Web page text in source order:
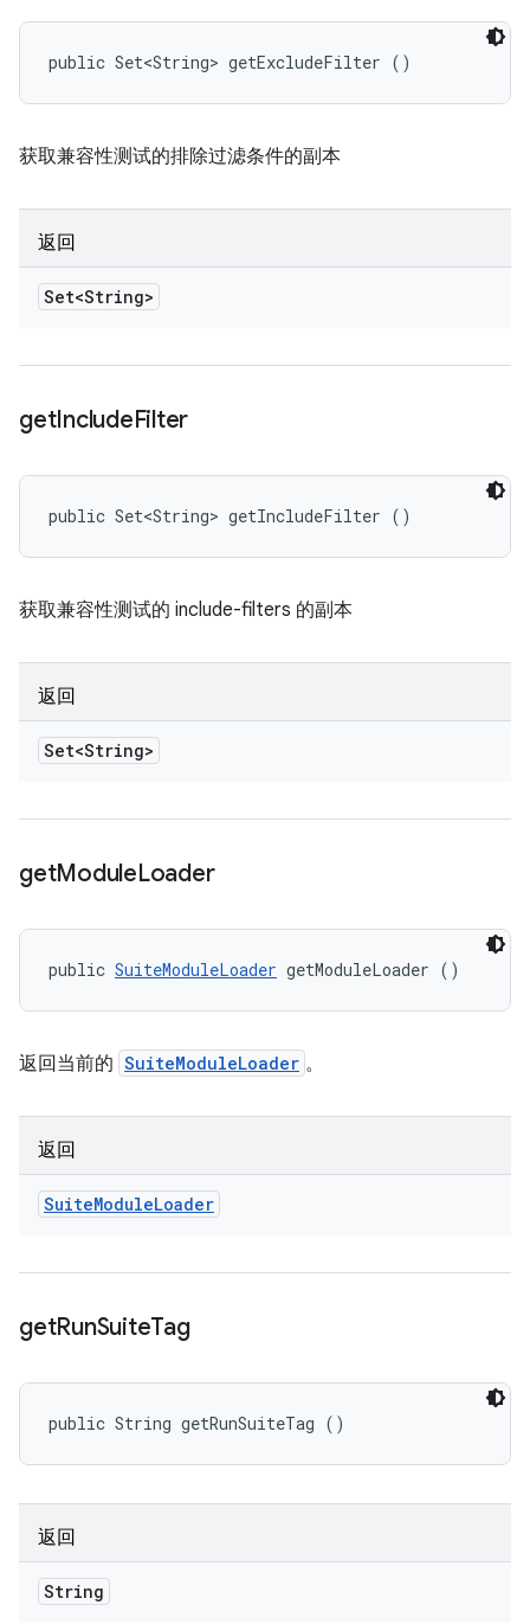
public Set<String> getExcludeFilter ()
获取兼容性测试的排除过滤条件的副本
返回
Set<String>
getIncludeFilter
public Set<String> getIncludeFilter ()
获取兼容性测试的 include-filters 的副本
返回
Set<String>
getModuleLoader
public SuiteModuleLoader getModuleLoader ()
返回当前的 SuiteModuleLoader 。
返回
SuiteModuleLoader
getRunSuiteTag
public String getRunSuiteTag ()
返回
String